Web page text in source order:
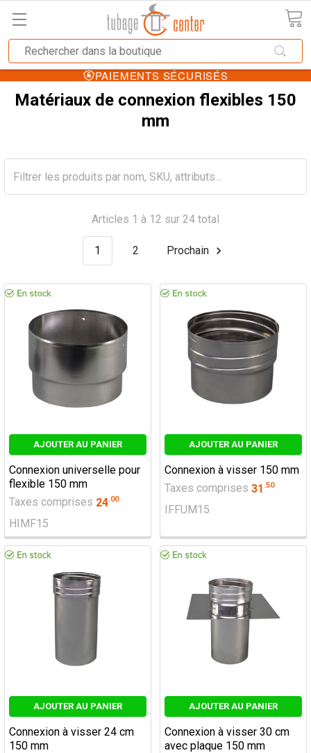
PAIEMENTS SÉCURISÉS
Matériaux de connexion flexibles 150
mm
Articles 1 à 12 sur 24 total
1 2 Prochain
AJOUTER AU PANIER
Connexion universelle pour
flexible 150 mm
Taxes comprises 24.00
HIMF15
AJOUTER AU PANIER
Connexion à visser 150 mm
Taxes comprises 31 .50
IFFUM15
AJOUTER AU PANIER
Connexion à visser 24 cm
150 mm
AJOUTER AU PANIER
Connexion à visser 30 cm
avec plaque 150 mm